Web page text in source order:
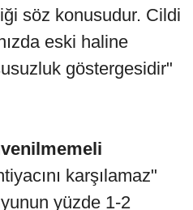
söz konusudur. Cildi
eski haline
göstergesidir"
karşılamaz"
yüzde 1-2